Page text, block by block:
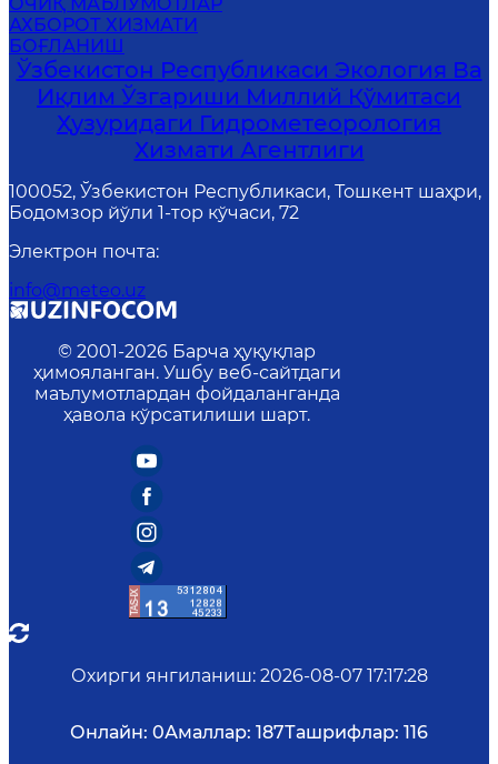
АХБОРОТ ХИЗМАТИ
БОҒЛАНИШ
Ўзбекистон Республикаси Экология Ва
Иқлим Ўзгариши Миллий Қўмитаси
Ҳузуридаги Гидрометеорология
Хизмати Агентлиги
100052, Ўзбекистон Республикаси, Тошкент шаҳри,
Бодомзор йўли 1-тор кўчаси, 72
Электрон почта:
info@meteo.uz
© 2001-2026 Барча ҳуқуқлар
ҳимояланган. Ушбу веб-сайтдаги
маълумотлардан фойдаланганда
ҳавола кўрсатилиши шарт.
Охирги янгиланиш: 2026-08-07 17:17:28
Онлайн: 0Амаллар: 187Ташрифлар: 116